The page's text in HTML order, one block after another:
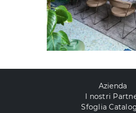
Azienda
I nostri
Sfoglia